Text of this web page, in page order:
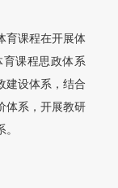
育课程在开展体
课程思政体系
建设体系，结合
体系，开展教研